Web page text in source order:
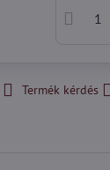
Termék kérdés